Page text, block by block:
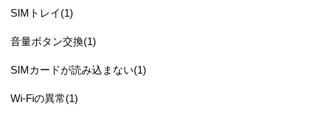
SIMトレイ(1)
音量ボタン交換(1)
SIMカードが読み込まない(1)
Wi-Fiの異常(1)